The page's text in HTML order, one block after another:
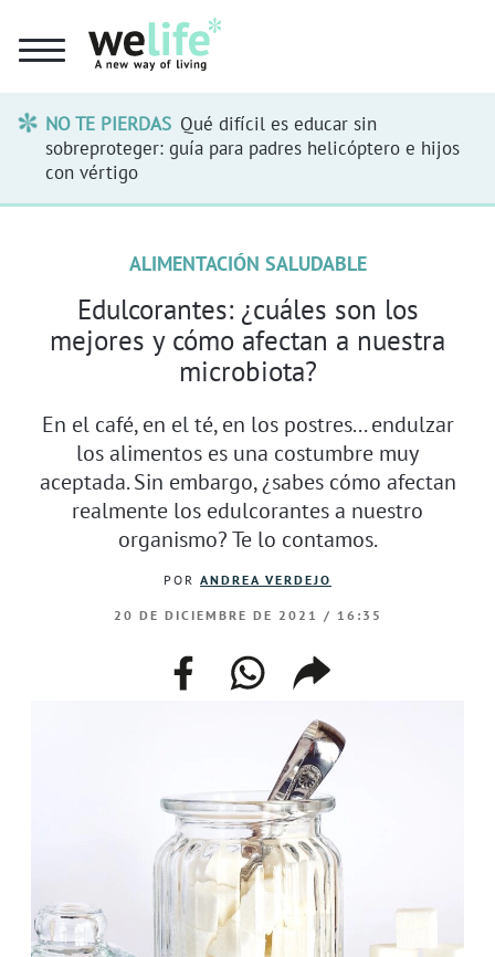
NO TE PIERDAS Qué difícil es educar sin
sobreproteger: guía para padres helicóptero e hijos
con vértigo
ALIMENTACIÓN SALUDABLE
Edulcorantes: ¿cuáles son los
mejores y cómo afectan a nuestra
microbiota?
En el café, en el té, en los postres... endulzar
los alimentos es una costumbre muy
aceptada. Sin embargo, ¿sabes cómo afectan
realmente los edulcorantes a nuestro
organismo? Te lo contamos.
POR ANDREA VERDEJO
20 DE DICIEMBRE DE 2021 / 16:35
facebookwhatsappcompartir
enlace